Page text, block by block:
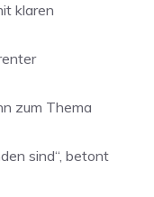
klaren
zum Thema
sind“, betont